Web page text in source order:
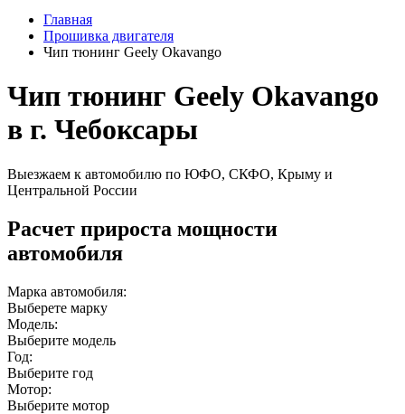
Главная
Прошивка двигателя
Чип тюнинг Geely Okavango
Чип тюнинг Geely Okavango
в г. Чебоксары
Выезжаем к автомобилю по ЮФО, СКФО, Крыму и
Центральной России
Расчет прироста мощности
автомобиля
Марка автомобиля:
Выберете марку
Модель:
Выберите модель
Год:
Выберите год
Мотор:
Выберите мотор